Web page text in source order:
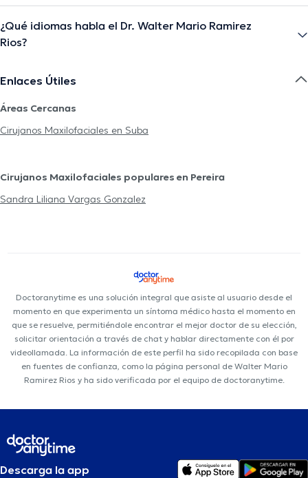
¿Qué idiomas habla el Dr. Walter Mario Ramirez
Rios?
Enlaces Útiles
Áreas Cercanas
Cirujanos Maxilofaciales en Suba
Cirujanos Maxilofaciales populares en Pereira
Sandra Liliana Vargas Gonzalez
Doctoranytime es una solución integral que asiste al usuario desde el
momento en que experimenta un síntoma médico hasta el momento en
que se resuelve, permitiéndole encontrar el mejor doctor de su elección,
solicitar orientación a través de chat y hablar directamente con él por
videollamada. La información de este perfil ha sido recopilada con base
en fuentes de confianza, como la página personal de Walter Mario
Ramirez Rios y ha sido verificada por el equipo de doctoranytime.
Descarga la app